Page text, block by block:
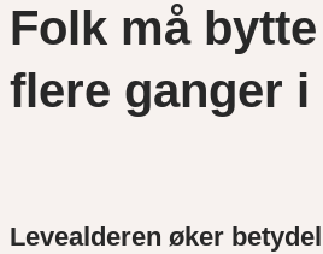
Folk må
flere ganger
Levealderen øker